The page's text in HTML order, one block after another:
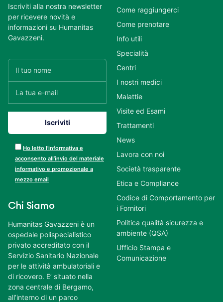
Iscriviti alla nostra newsletter
per ricevere novità e
informazioni su Humanitas
Gavazzeni.
Ho letto l’informativa e
acconsento all’invio del materiale
informativo e promozionale a
mezzo email
Chi Siamo
Humanitas Gavazzeni è un
ospedale polispecialistico
privato accreditato con il
Servizio Sanitario Nazionale
per le attività ambulatoriali e
di ricovero. E’ situato nella
zona centrale di Bergamo,
all’interno di un parco
Come raggiungerci
Come prenotare
Info utili
Specialità
Centri
I nostri medici
Malattie
Visite ed Esami
Trattamenti
News
Lavora con noi
Società trasparente
Etica e Compliance
Codice di Comportamento per
i Fornitori
Politica qualità sicurezza e
ambiente (QSA)
Ufficio Stampa e
Comunicazione